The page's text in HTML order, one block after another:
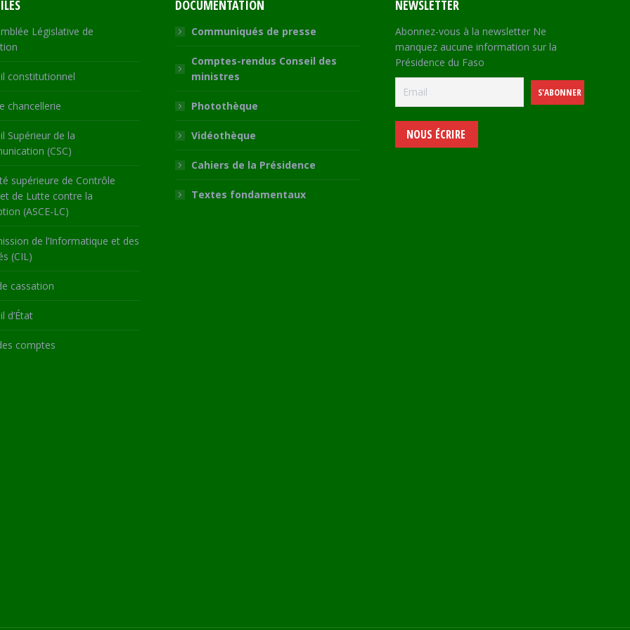
Législative de
constitutionnel
chancellerie
Supérieur de la
(CSC)
supérieure de Contrôle
et de Lutte contre la
(ASCE-LC)
de l’Informatique et des
(CIL)
cassation
d’État
comptes
DOCUMENTATION
Communiqués de presse
Comptes-rendus Conseil des
ministres
Photothèque
Vidéothèque
Cahiers de la Présidence
Textes fondamentaux
NEWSLETTER
Abonnez-vous à la newsletter Ne
manquez aucune information sur la
Présidence du Faso
NOUS ÉCRIRE